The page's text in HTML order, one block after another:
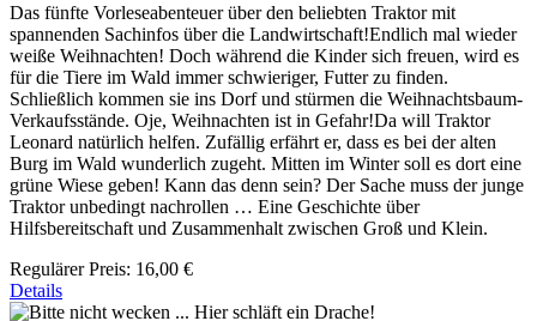
Das fünfte Vorleseabenteuer über den beliebten Traktor mit
spannenden Sachinfos über die Landwirtschaft!Endlich mal wieder
weiße Weihnachten! Doch während die Kinder sich freuen, wird es
für die Tiere im Wald immer schwieriger, Futter zu finden.
Schließlich kommen sie ins Dorf und stürmen die Weihnachtsbaum-
Verkaufsstände. Oje, Weihnachten ist in Gefahr!Da will Traktor
Leonard natürlich helfen. Zufällig erfährt er, dass es bei der alten
Burg im Wald wunderlich zugeht. Mitten im Winter soll es dort eine
grüne Wiese geben! Kann das denn sein? Der Sache muss der junge
Traktor unbedingt nachrollen … Eine Geschichte über
Hilfsbereitschaft und Zusammenhalt zwischen Groß und Klein.
Regulärer Preis: 16,00 €
Details